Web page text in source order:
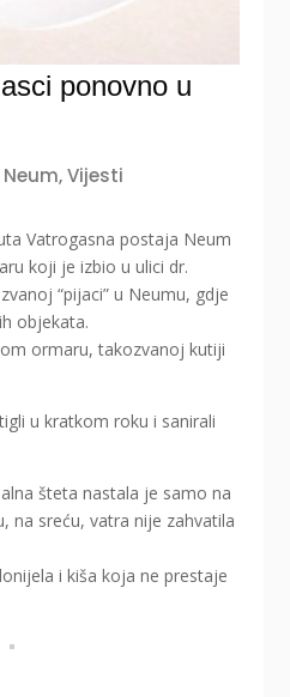
ponovno u
Neum,Vijesti
Vatrogasna postaja Neum
koji je izbio u ulici dr.
“pijaci” u Neumu, gdje
objekata.
ormaru, takozvanoj kutiji
u kratkom roku i sanirali
šteta nastala je samo na
na sreću, vatra nije zahvatila
i kiša koja ne prestaje